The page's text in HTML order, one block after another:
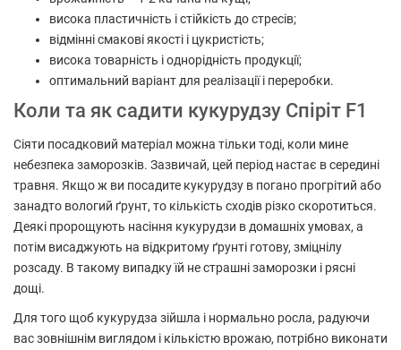
висока пластичність і стійкість до стресів;
відмінні смакові якості і цукристість;
висока товарність і однорідність продукції;
оптимальний варіант для реалізації і переробки.
Коли та як садити кукурудзу Спіріт F1
Сіяти посадковий матеріал можна тільки тоді, коли мине
небезпека заморозків. Зазвичай, цей період настає в середині
травня. Якщо ж ви посадите кукурудзу в погано прогрітий або
занадто вологий ґрунт, то кількість сходів різко скоротиться.
Деякі пророщують насіння кукурудзи в домашніх умовах, а
потім висаджують на відкритому ґрунті готову, зміцнілу
розсаду. В такому випадку їй не страшні заморозки і рясні
дощі.
Для того щоб кукурудза зійшла і нормально росла, радуючи
вас зовнішнім виглядом і кількістю врожаю, потрібно виконати